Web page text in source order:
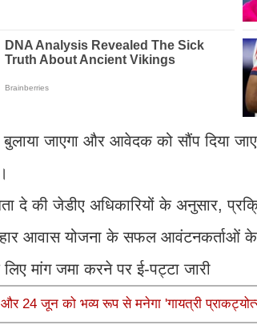
बुलाया जाएगा और आवेदक को सौंप दिया
दे की जेडीए अधिकारियों के अनुसार,
आवास योजना के सफल आवंटनकर्ताओं के
मांग जमा करने पर ई-पट्टा जारी
24 जून को भव्य रूप से मनेगा 'गायत्री